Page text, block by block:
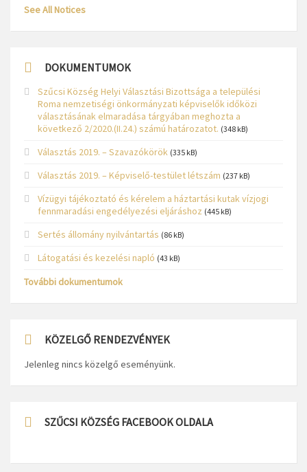
See All Notices
DOKUMENTUMOK
Szűcsi Község Helyi Választási Bizottsága a települési
Roma nemzetiségi önkormányzati képviselők időközi
választásának elmaradása tárgyában meghozta a
következő 2/2020.(II.24.) számú határozatot. (348 kB)
Választás 2019. – Szavazókörök (335 kB)
Választás 2019. – Képviselő-testület létszám (237 kB)
Vízügyi tájékoztató és kérelem a háztartási kutak vízjogi
fennmaradási engedélyezési eljáráshoz (445 kB)
Sertés állomány nyilvántartás (86 kB)
Látogatási és kezelési napló (43 kB)
További dokumentumok
KÖZELGŐ RENDEZVÉNYEK
Jelenleg nincs közelgő eseményünk.
SZŰCSI KÖZSÉG FACEBOOK OLDALA